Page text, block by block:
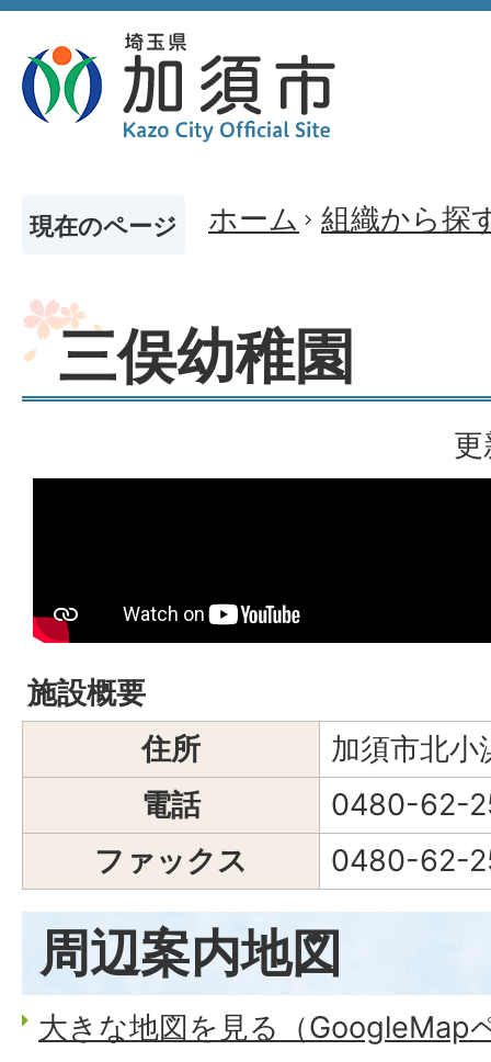
現在のページ ホーム 組織から探
三俣幼稚園
施設概要
住所
加須市北
電話
0480-62-
ファックス
0480-62-
周辺案内地図
大きな地図を見る（GoogleMap